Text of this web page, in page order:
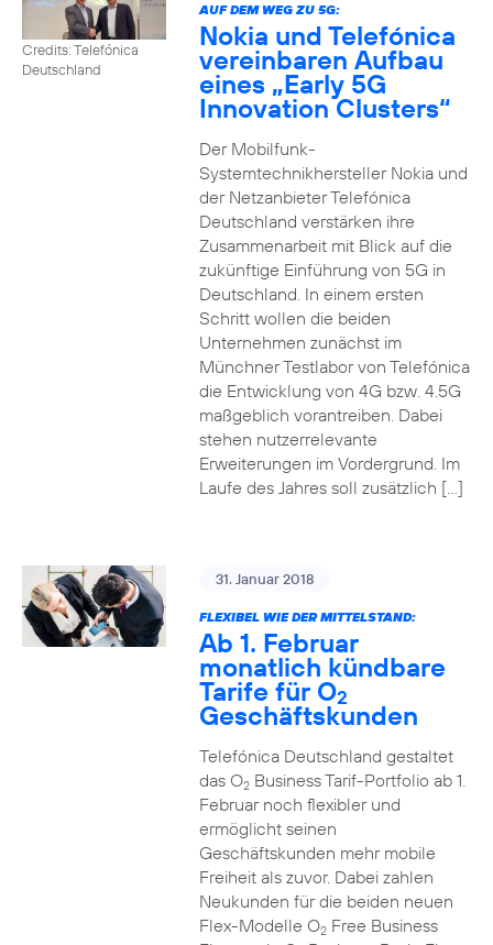
Credits: Telefónica
Deutschland
AUF DEM WEG ZU 5G:
Nokia und Telefónica
vereinbaren Aufbau
eines „Early 5G
Innovation Clusters“
Der Mobilfunk-
Systemtechnikhersteller Nokia und
der Netzanbieter Telefónica
Deutschland verstärken ihre
Zusammenarbeit mit Blick auf die
zukünftige Einführung von 5G in
Deutschland. In einem ersten
Schritt wollen die beiden
Unternehmen zunächst im
Münchner Testlabor von Telefónica
die Entwicklung von 4G bzw. 4.5G
maßgeblich vorantreiben. Dabei
stehen nutzerrelevante
Erweiterungen im Vordergrund. Im
Laufe des Jahres soll zusätzlich […]
31. Januar 2018
FLEXIBEL WIE DER MITTELSTAND:
Ab 1. Februar
monatlich kündbare
Tarife für O2
Geschäftskunden
Telefónica Deutschland gestaltet
das O2Business Tarif-Portfolio ab 1.
Februar noch flexibler und
ermöglicht seinen
Geschäftskunden mehr mobile
Freiheit als zuvor. Dabei zahlen
Neukunden für die beiden neuen
Flex-Modelle O2Free Business